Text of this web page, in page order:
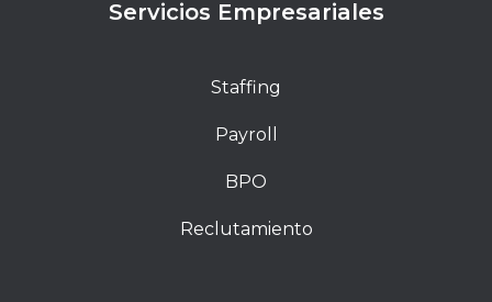
Servicios Empresariales
Staffing
Payroll
BPO
Reclutamiento